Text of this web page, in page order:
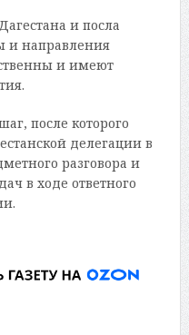
и посла
и направления
и имеют
после которого
делегации в
разговора и
в ходе ответного